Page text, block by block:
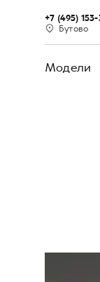
+7 (495)
Бутово
Модели